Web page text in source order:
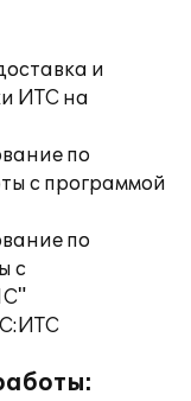
и
ИТС на
по
с программой
по
с